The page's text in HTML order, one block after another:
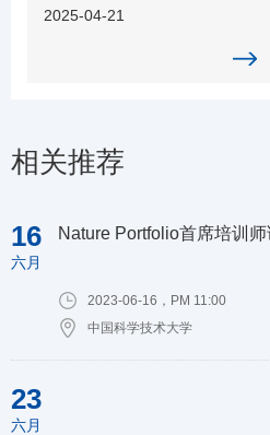
2025-04-21
相关推荐
16
六月
Nature Portfolio首席培训
2023-06-16，PM 11:00
中国科学技术大学
23
六月